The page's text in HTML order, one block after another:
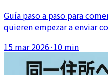
Guía paso a paso para
quieren empezar a enviar
qué esperar en el primer
15 mar 2026· 10 min